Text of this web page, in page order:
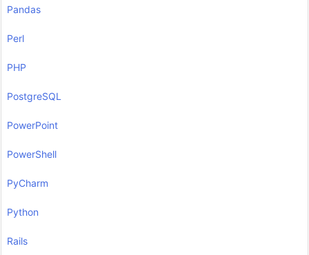
Pandas
Perl
PHP
PostgreSQL
PowerPoint
PowerShell
PyCharm
Python
Rails